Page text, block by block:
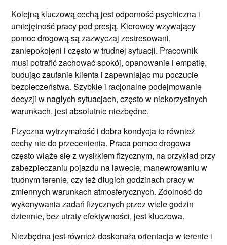
Kolejną kluczową cechą jest odporność psychiczna i
umiejętność pracy pod presją. Kierowcy wzywający
pomoc drogową są zazwyczaj zestresowani,
zaniepokojeni i często w trudnej sytuacji. Pracownik
musi potrafić zachować spokój, opanowanie i empatię,
budując zaufanie klienta i zapewniając mu poczucie
bezpieczeństwa. Szybkie i racjonalne podejmowanie
decyzji w nagłych sytuacjach, często w niekorzystnych
warunkach, jest absolutnie niezbędne.
Fizyczna wytrzymałość i dobra kondycja to również
cechy nie do przecenienia. Praca pomoc drogowa
często wiąże się z wysiłkiem fizycznym, na przykład przy
zabezpieczaniu pojazdu na lawecie, manewrowaniu w
trudnym terenie, czy też długich godzinach pracy w
zmiennych warunkach atmosferycznych. Zdolność do
wykonywania zadań fizycznych przez wiele godzin
dziennie, bez utraty efektywności, jest kluczowa.
Niezbędna jest również doskonała orientacja w terenie i